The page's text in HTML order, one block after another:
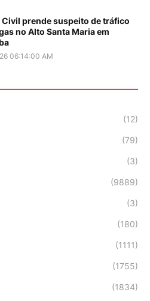
Civil prende suspeito de tráfico
no Alto Santa Maria em
06:14:00 AM
(12)
(79)
(3)
(9889)
(3)
(180)
(1111)
(1755)
(1834)